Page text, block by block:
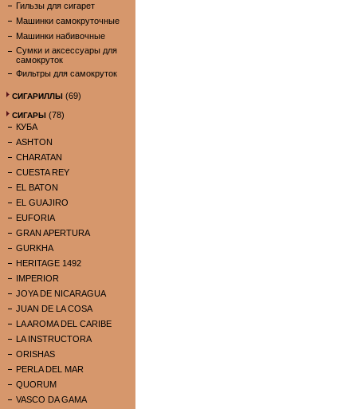
Гильзы для сигарет
Машинки самокруточные
Машинки набивочные
Сумки и аксессуары для
самокруток
Фильтры для самокруток
СИГАРИЛЛЫ (69)
СИГАРЫ (78)
КУБА
ASHTON
CHARATAN
CUESTA REY
EL BATON
EL GUAJIRO
EUFORIA
GRAN APERTURA
GURKHA
HERITAGE 1492
IMPERIOR
JOYA DE NICARAGUA
JUAN DE LA COSA
LA AROMA DEL CARIBE
LA INSTRUCTORA
ORISHAS
PERLA DEL MAR
QUORUM
VASCO DA GAMA